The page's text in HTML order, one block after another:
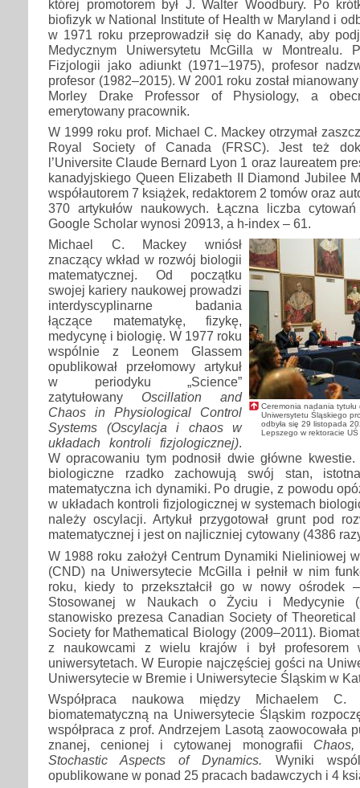
której promotorem był J. Walter Woodbury. Po
biofizyk w National Institute of Health w Maryland i
w 1971 roku przeprowadził się do Kanady, aby
Medycznym Uniwersytetu McGilla w Montrealu.
Fizjologii jako adiunkt (1971–1975), profesor
profesor (1982–2015). W 2001 roku został
Morley Drake Professor of Physiology, a
emerytowany pracownik.
W 1999 roku prof. Michael C. Mackey otrzymał
Royal Society of Canada (FRSC). Jest też
l’Universite Claude Bernard Lyon 1 oraz laureatem
kanadyjskiego Queen Elizabeth II Diamond Jubilee
współautorem 7 książek, redaktorem 2 tomów oraz
370 artykułów naukowych. Łączna liczba
Google Scholar wynosi 20913, a h-index – 61.
Ceremonia nadania
Uniwersytetu Śląskiego
odbyła się 29 listopada
Lepszego w rektoracie UŚ
Michael C. Mackey wniósł
znaczący wkład w rozwój biologii
matematycznej. Od początku
swojej kariery naukowej prowadzi
interdyscyplinarne badania
łączące matematykę, fizykę,
medycynę i biologię. W 1977 roku
wspólnie z Leonem Glassem
opublikował przełomowy artykuł
w periodyku „Science”
zatytułowany Oscillation and
Chaos in Physiological Control
Systems (Oscylacja i chaos w
układach kontroli fizjologicznej).
W opracowaniu tym podnosił dwie główne
biologiczne rzadko zachowują swój stan,
matematyczna ich dynamiki. Po drugie, z powodu
w układach kontroli fizjologicznej w systemach
należy oscylacji. Artykuł przygotował grunt pod
matematycznej i jest on najliczniej cytowany (4386
W 1988 roku założył Centrum Dynamiki Nieliniowej
(CND) na Uniwersytecie McGilla i pełnił w nim
roku, kiedy to przekształcił go w nowy ośrodek
Stosowanej w Naukach o Życiu i Medycynie
stanowisko prezesa Canadian Society of
Society for Mathematical Biology (2009–2011).
z naukowcami z wielu krajów i był profesorem
uniwersytetach. W Europie najczęściej gości na
Uniwersytecie w Bremie i Uniwersytecie Śląskim w
Współpraca naukowa między Michaelem
biomatematyczną na Uniwersytecie Śląskim
współpraca z prof. Andrzejem Lasotą zaowocowała
znanej, cenionej i cytowanej monografii
Stochastic Aspects of Dynamics. Wyniki
opublikowane w ponad 25 pracach badawczych i 4